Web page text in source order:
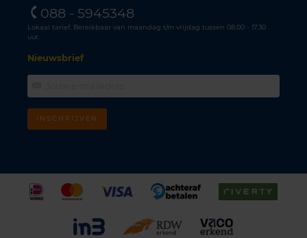
088 - 5945348
Lokaal tarief. Bereikbaar van maandag t/m vrijdag tussen 08.00 - 17.30
uur.
Nieuwsbrief
INSCHRIJVEN